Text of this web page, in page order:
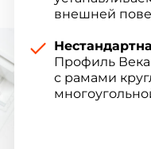
внешней
Профиль
с рамами